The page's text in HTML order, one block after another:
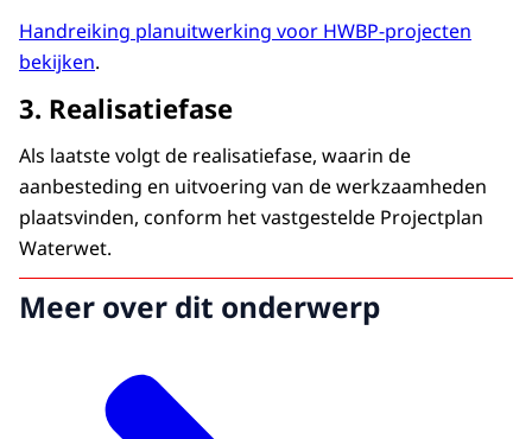
De infographic maakt inzichtelijk hoe de
aan de projectfasen en elkaar overlappen in de
tijd. Hierdoor wordt duidelijk dat
subsidieverlening, rapporteren en
verantwoorden, programmeren en begroten en
begeleiding geen losse stappen zijn, maar
projectproces.
Handreiking planuitwerking voor HWBP-projecten
bekijken.
3. Realisatiefase
Als laatste volgt de realisatiefase, waarin de
aanbesteding en uitvoering van de werkzaamheden
plaatsvinden, conform het vastgestelde Projectplan
Waterwet.
Meer over dit onderwerp